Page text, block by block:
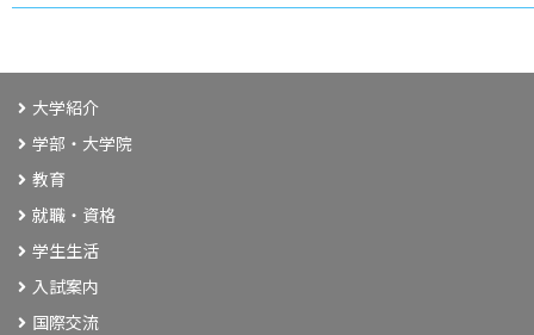
大学紹介
学部・大学院
教育
就職・資格
学生生活
入試案内
国際交流